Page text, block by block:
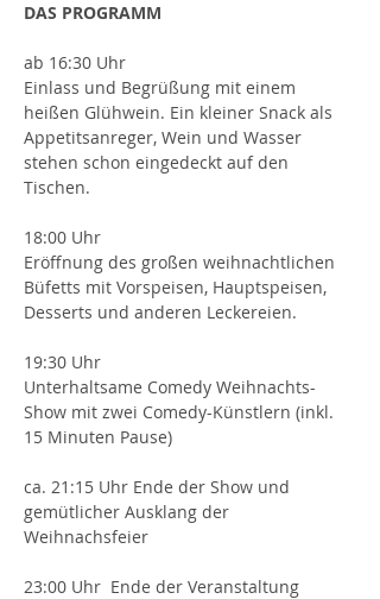
DAS PROGRAMM
ab 16:30 Uhr
Einlass und Begrüßung mit einem
heißen Glühwein. Ein kleiner Snack als
Appetitsanreger, Wein und Wasser
stehen schon eingedeckt auf den
Tischen.
18:00 Uhr
Eröffnung des großen weihnachtlichen
Büfetts mit Vorspeisen, Hauptspeisen,
Desserts und anderen Leckereien.
19:30 Uhr
Unterhaltsame Comedy Weihnachts-
Show mit zwei Comedy-Künstlern (inkl.
15 Minuten Pause)
ca. 21:15 Uhr Ende der Show und
gemütlicher Ausklang der
Weihnachsfeier
23:00 Uhr  Ende der Veranstaltung